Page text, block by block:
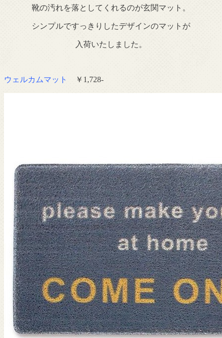
靴の汚れを落としてくれるのが玄関マット。
シンプルですっきりしたデザインのマットが
入荷いたしました。
ウェルカムマット ￥1,728-